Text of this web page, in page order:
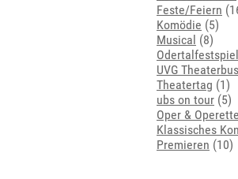
Feste/Feiern
Komödie (5)
Musical (8)
UVG Theaterbus
Theatertag (1)
ubs on tour (5)
Oper & Operette
Klassisches
Premieren (10)